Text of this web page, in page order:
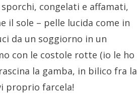
congelati e affamati,
il sole – pelle lucida come in
da un soggiorno in un
con le costole rotte (io le ho
la gamba, in bilico fra la
proprio farcela!